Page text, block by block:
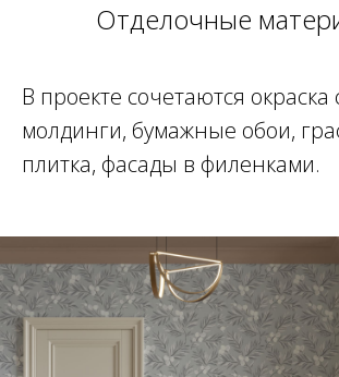
Отделочные
В проекте сочетаются окраска
молдинги, бумажные обои,
плитка, фасады в филенками.